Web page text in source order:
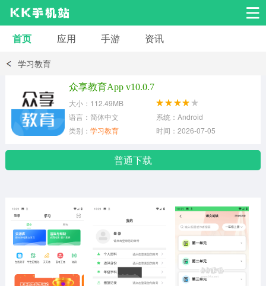
安卓应用
小说漫画
金融理财 新闻资讯 游戏辅助
安卓其它
首页 应用 手游 资讯
学习教育
众享教育App v10.0.7
大小：112.49MB
语言：简体中文
系统：Android
类别： 学习教育 时间：2026-07-05
普通下载